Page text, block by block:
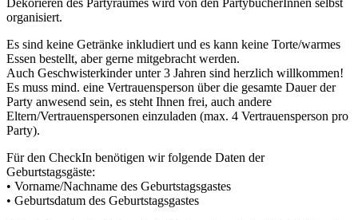
Dekorieren des Partyraumes wird von den PartybucherInnen selbst
organisiert.
Es sind keine Getränke inkludiert und es kann keine Torte/warmes
Essen bestellt, aber gerne mitgebracht werden.
Auch Geschwisterkinder unter 3 Jahren sind herzlich willkommen!
Es muss mind. eine Vertrauensperson über die gesamte Dauer der
Party anwesend sein, es steht Ihnen frei, auch andere
Eltern/Vertrauenspersonen einzuladen (max. 4 Vertrauensperson pro
Party).
Für den CheckIn benötigen wir folgende Daten der
Geburtstagsgäste:
• Vorname/Nachname des Geburtstagsgastes
• Geburtsdatum des Geburtstagsgastes